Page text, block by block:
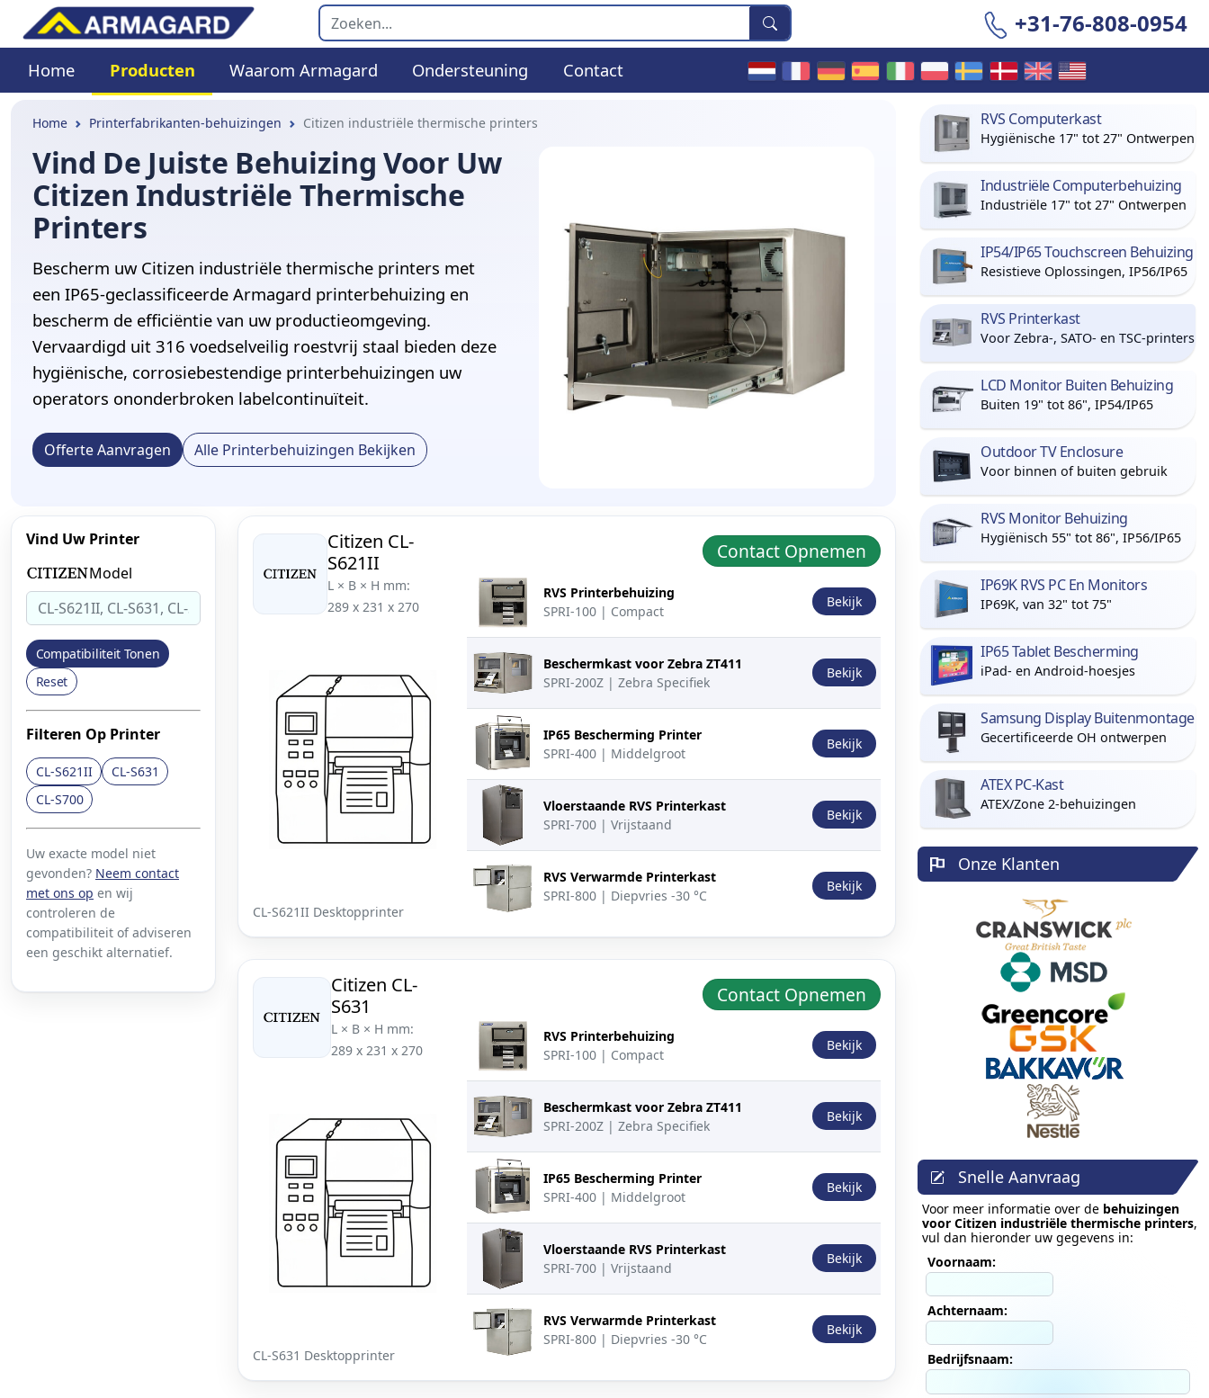
+31-76-808-0954
Home Producten Waarom Armagard Ondersteuning Contact
Home Printerfabrikanten-behuizingen Citizen industriële thermische printers
Vind De Juiste Behuizing Voor Uw
Citizen Industriële Thermische
Printers
Bescherm uw Citizen industriële thermische printers met
een IP65-geclassificeerde Armagard printerbehuizing en
bescherm de efficiëntie van uw productieomgeving.
Vervaardigd uit 316 voedselveilig roestvrij staal bieden deze
hygiënische, corrosiebestendige printerbehuizingen uw
operators ononderbroken labelcontinuïteit.
Offerte Aanvragen Alle Printerbehuizingen Bekijken
Vind Uw Printer
Model
Compatibiliteit Tonen
Reset
Filteren Op Printer
CL-S621II
CL-S631
CL-S700
Uw exacte model niet
gevonden? Neem contact
met ons op en wij
controleren de
compatibiliteit of adviseren
een geschikt alternatief.
Citizen CL-
S621II
L × B × H mm:
289 x 231 x 270
CL-S621II Desktopprinter
Contact Opnemen
Productafbeelding
RVS Printerbehuizing
SPRI-100 | Compact
Bekijk
Beschermkast voor Zebra ZT411
SPRI-200Z | Zebra Specifiek
Bekijk
IP65 Bescherming Printer
SPRI-400 | Middelgroot
Bekijk
Vloerstaande RVS Printerkast
SPRI-700 | Vrijstaand
Bekijk
RVS Verwarmde Printerkast
SPRI-800 | Diepvries -30 °C
Bekijk
Citizen CL-
S631
L × B × H mm:
289 x 231 x 270
CL-S631 Desktopprinter
Contact Opnemen
Productafbeelding
RVS Printerbehuizing
SPRI-100 | Compact
Bekijk
Beschermkast voor Zebra ZT411
SPRI-200Z | Zebra Specifiek
Bekijk
IP65 Bescherming Printer
SPRI-400 | Middelgroot
Bekijk
Vloerstaande RVS Printerkast
SPRI-700 | Vrijstaand
Bekijk
RVS Verwarmde Printerkast
SPRI-800 | Diepvries -30 °C
Bekijk
RVS Computerkast
Hygiënische 17" tot 27" Ontwerpen
Industriële Computerbehuizing
Industriële 17" tot 27" Ontwerpen
IP54/IP65 Touchscreen Behuizing
Resistieve Oplossingen, IP56/IP65
RVS Printerkast
Voor Zebra-, SATO- en TSC-printers
LCD Monitor Buiten Behuizing
Buiten 19" tot 86", IP54/IP65
Outdoor TV Enclosure
Voor binnen of buiten gebruik
RVS Monitor Behuizing
Hygiënisch 55" tot 86", IP56/IP65
IP69K RVS PC En Monitors
IP69K, van 32" tot 75"
IP65 Tablet Bescherming
iPad- en Android-hoesjes
Samsung Display Buitenmontage
Gecertificeerde OH ontwerpen
ATEX PC-Kast
ATEX/Zone 2-behuizingen
Onze Klanten
Snelle Aanvraag
Voor meer informatie over de behuizingen
voor Citizen industriële thermische printers,
vul dan hieronder uw gegevens in:
Voornaam:
Achternaam:
Bedrijfsnaam: